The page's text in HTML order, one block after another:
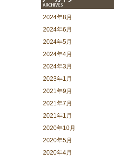
2024年8月
2024年6月
2024年5月
2024年4月
2024年3月
2023年1月
2021年9月
2021年7月
2021年1月
2020年10月
2020年5月
2020年4月